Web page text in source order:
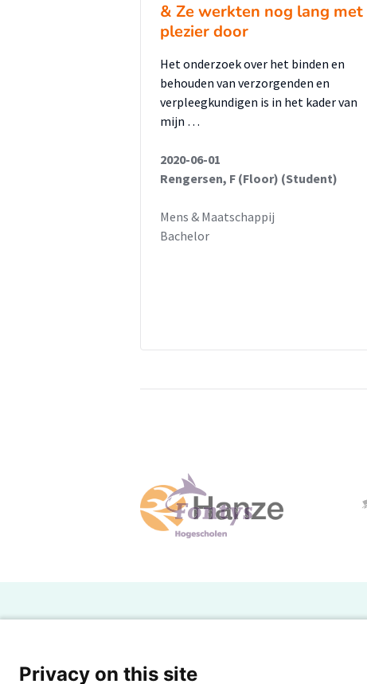
& Ze werkten nog lang met
plezier door
Het onderzoek over het binden en
behouden van verzorgenden en
verpleegkundigen is in het kader van
mijn …
2020-06-01
Rengersen, F (Floor) (Student)
Mens & Maatschappij
Bachelor
Powered by SURF
Privacy on this site